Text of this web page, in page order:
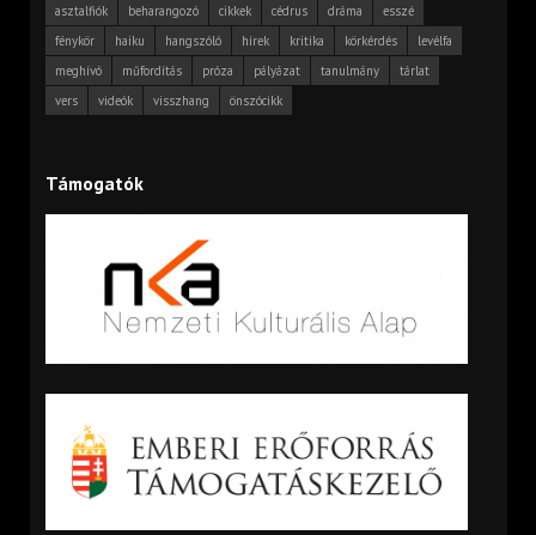
asztalfiók beharangozó cikkek cédrus dráma
esszé
fénykör
haiku hangszóló hírek kritika körkérdés
levélfa
meghívó
műfordítás próza pályázat tanulmány
tárlat
vers
videók visszhang önszócikk
Támogatók